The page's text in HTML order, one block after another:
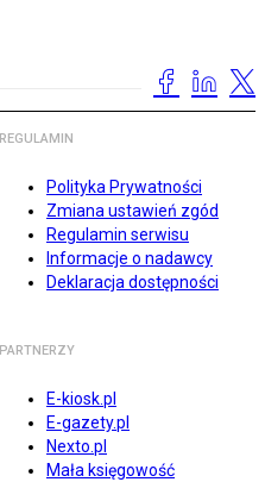
REGULAMIN
Polityka Prywatności
Zmiana ustawień zgód
Regulamin serwisu
Informacje o nadawcy
Deklaracja dostępności
PARTNERZY
E-kiosk.pl
E-gazety.pl
Nexto.pl
Mała księgowość